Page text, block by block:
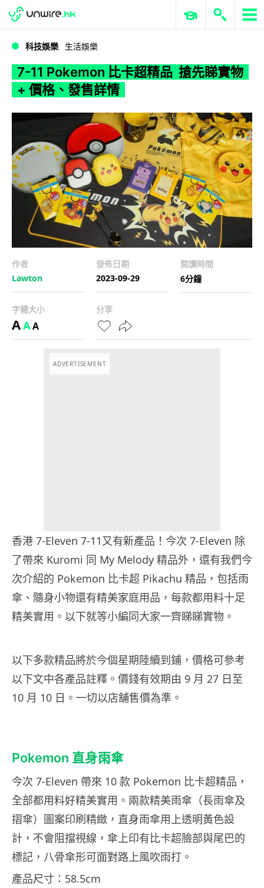
WWDC 2026 ERP 與商業 AI
科技娛樂 生活娛樂
7-11 Pokemon 比卡超精品 搶先睇實物
+ 價格、發售詳情
作者
Lawton
發佈日期
2023-09-29
閱讀時間
6分鐘
字體大小
AAA
分享
ADVERTISEMENT
香港 7-Eleven 7-11又有新產品！今次 7-Eleven 除
了帶來 Kuromi 同 My Melody 精品外，還有我們今
次介紹的 Pokemon 比卡超 Pikachu 精品，包括雨
傘、隨身小物還有精美家庭用品，每款都用料十足
精美實用。以下就等小編同大家一齊睇睇實物。
以下多款精品將於今個星期陸續到鋪，價格可參考
以下文中各產品註釋。價錢有效期由 9 月 27 日至
10 月 10 日。一切以店舖售價為準。
Pokemon 直身雨傘
今次 7-Eleven 帶來 10 款 Pokemon 比卡超精品，
全部都用料好精美實用。兩款精美雨傘（長雨傘及
摺傘）圖案印刷精緻，直身雨傘用上透明黃色設
計，不會阻擋視線，傘上印有比卡超臉部與尾巴的
標記，八骨傘形可面對路上風吹雨打。
產品尺寸：58.5cm